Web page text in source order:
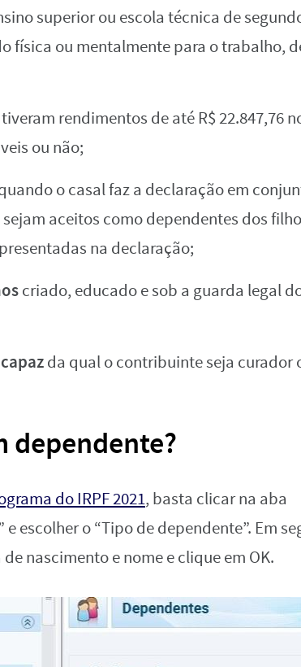
superior ou escola técnica de
física ou mentalmente para o trabalho,
rendimentos de até R$ 22.847,76
ou não;
o casal faz a declaração em
aceitos como dependentes dos
na declaração;
criado, educado e sob a guarda legal
da qual o contribuinte seja curador
dependente?
do IRPF 2021, basta clicar na aba
e escolher o “Tipo de dependente”. Em
nascimento e nome e clique em OK.